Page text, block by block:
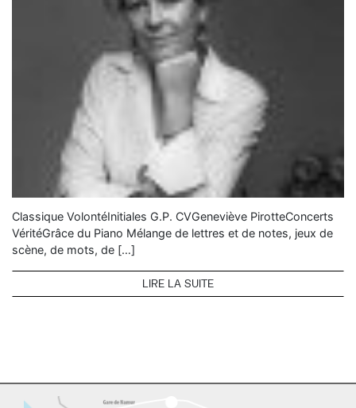
Classique VolontéInitiales G.P. CVGeneviève PirotteConcerts
VéritéGrâce du Piano Mélange de lettres et de notes, jeux de
scène, de mots, de […]
LIRE LA SUITE